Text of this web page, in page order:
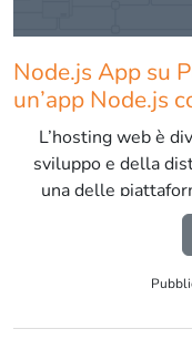
Node.js App su
un’app Node.js
L’hosting web è
sviluppo e della
una delle
friendly disponibili.
Node.js, avrai